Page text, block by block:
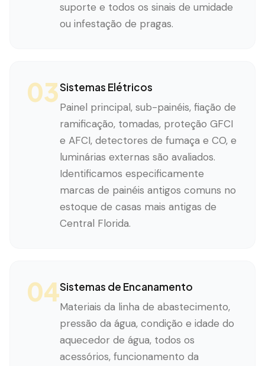
suporte e todos os sinais de umidade
ou infestação de pragas.
03Sistemas Elétricos
Painel principal, sub-painéis, fiação de
ramificação, tomadas, proteção GFCI
e AFCI, detectores de fumaça e CO, e
luminárias externas são avaliados.
Identificamos especificamente
marcas de painéis antigos comuns no
estoque de casas mais antigas de
Central Florida.
04Sistemas de Encanamento
Materiais da linha de abastecimento,
pressão da água, condição e idade do
aquecedor de água, todos os
acessórios, funcionamento da